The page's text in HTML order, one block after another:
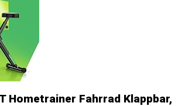
Hometrainer Fahrrad Klappbar,